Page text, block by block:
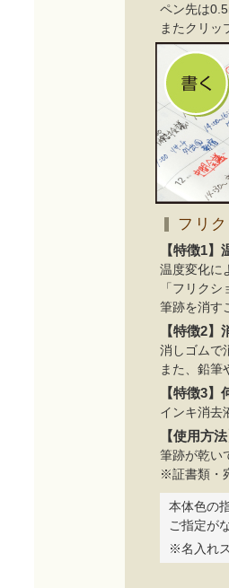
ペン先は
またクリッ
フリ
【特徴1】
温度変化に
「フリク
筆跡を消す
【特徴2
消しゴムで
また、鉛筆
【特徴3】
インキ消去
【使用方法
筆跡が乾い
※証書類・
本体色の
ご指定が
※名入れ